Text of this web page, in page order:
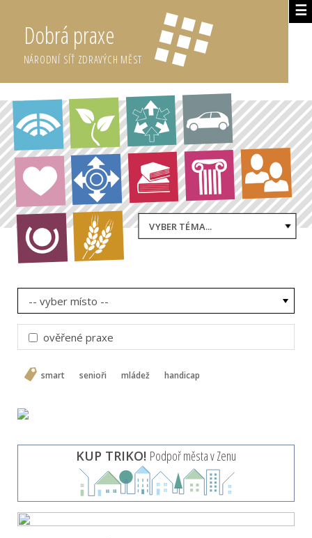
☰
Dobrá praxe
NÁRODNÍ SÍŤ ZDRAVÝCH MĚST
VYBER TÉMA...
-- vyber místo --
ověřené praxe
smart senioři mládež handicap
KUP TRIKO! Podpoř města v Zenu